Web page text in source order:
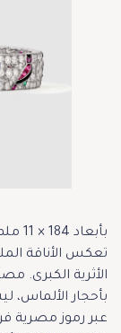
بأبعاد
تعكس الأناقة
الأثرية الكبرى.
بأحجار الألماس،
عبر رموز مصرية